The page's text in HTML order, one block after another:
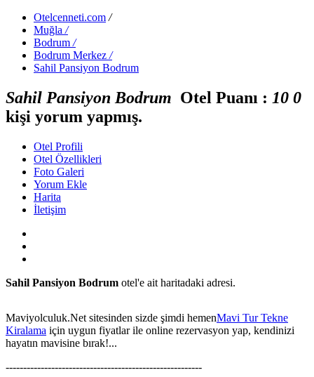
Otelcenneti.com /
Muğla /
Bodrum /
Bodrum Merkez /
Sahil Pansiyon Bodrum
Sahil Pansiyon Bodrum Otel Puanı : 10 0
kişi yorum yapmış.
Otel Profili
Otel Özellikleri
Foto Galeri
Yorum Ekle
Harita
İletişim
Sahil Pansiyon Bodrum otel'e ait haritadaki adresi.
This page can't load Google Maps correctly.
Maviyolculuk.Net sitesinden sizde şimdi hemenMavi Tur Tekne
Kiralama için uygun fiyatlar ile online rezervasyon yap, kendinizi
hayatın mavisine bırak!...
--------------------------------------------------------